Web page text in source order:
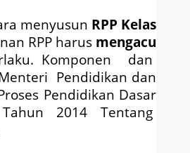
menyusun RPP Kelas
RPP harusmengacu
Komponen dan
Pendidikan dan
Pendidikan Dasar
2014 Tentang